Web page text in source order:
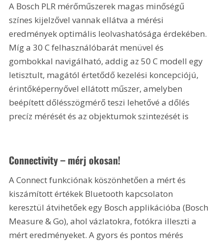
A Bosch PLR mérőműszerek magas minőségű
színes kijelzővel vannak ellátva a mérési
eredmények optimális leolvashatósága érdekében.
Míg a 30 C felhasználóbarát menüvel és
gombokkal navigálható, addig az 50 C modell egy
letisztult, magától értetődő kezelési koncepciójú,
érintőképernyővel ellátott műszer, amelyben
beépített dőlésszögmérő teszi lehetővé a dőlés
precíz mérését és az objektumok szintezését is
Connectivity – mérj okosan!
A Connect funkciónak köszönhetően a mért és
kiszámított értékek Bluetooth kapcsolaton
keresztül átvihetőek egy Bosch applikációba (Bosch
Measure & Go), ahol vázlatokra, fotókra illeszti a
mért eredményeket. A gyors és pontos mérés